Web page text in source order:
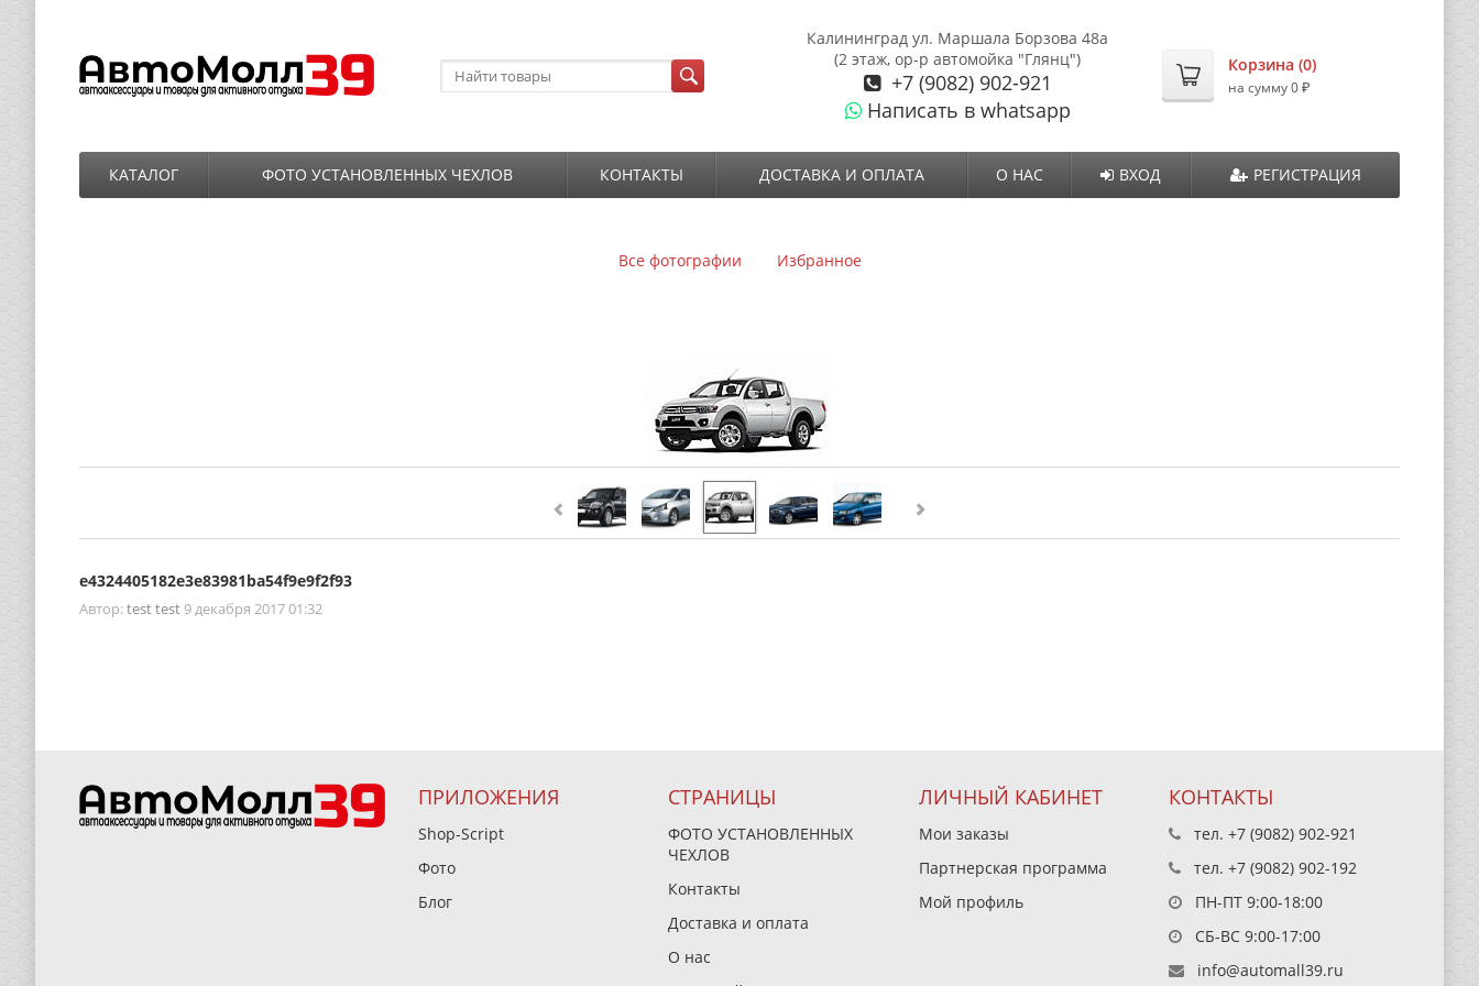
Калининград ул. Маршала Борзова 48а
(2 этаж, ор-р автомойка "Глянц")
+7 (9082) 902-921
Написать в whatsapp
Корзина (0)
на сумму0₽
КАТАЛОГ ФОТО УСТАНОВЛЕННЫХ ЧЕХЛОВ КОНТАКТЫ ДОСТАВКА И ОПЛАТА О НАС ВХОД РЕГИСТРАЦИЯ
Все фотографии Избранное
e4324405182e3e83981ba54f9e9f2f93
Автор:test test 9 декабря 2017 01:32
ПРИЛОЖЕНИЯ
Shop-Script
Фото
Блог
СТРАНИЦЫ
ФОТО УСТАНОВЛЕННЫХ
ЧЕХЛОВ
Контакты
Доставка и оплата
О нас
ЛИЧНЫЙ КАБИНЕТ
Мои заказы
Партнерская программа
Мой профиль
КОНТАКТЫ
тел.+7 (9082) 902-921
тел.+7 (9082) 902-192
ПН-ПТ 9:00-18:00
СБ-ВС 9:00-17:00
info@automall39.ru